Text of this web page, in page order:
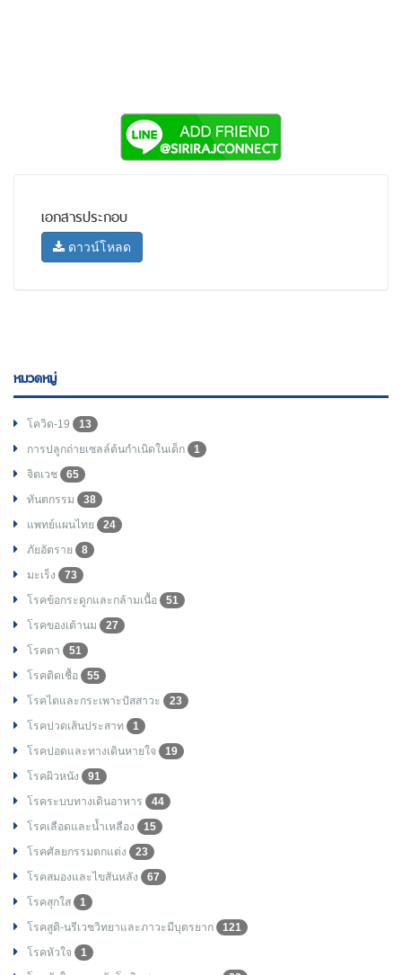
เอกสารประกอบ
ดาวน์โหลด
หมวดหมู่
โควิด-19
13
การปลูกถ่ายเซลล์ต้นกำเนิดในเด็ก
1
จิตเวช
65
ทันตกรรม
38
แพทย์แผนไทย
24
ภัยอัตราย
8
มะเร็ง
73
โรคข้อกระดูกและกล้ามเนื้อ
51
โรคของเต้านม
27
โรคตา
51
โรคติดเชื้อ
55
โรคไตและกระเพาะปัสสาวะ
23
โรคปวดเส้นประสาท
1
โรคปอดและทางเดินหายใจ
19
โรคผิวหนัง
91
โรคระบบทางเดินอาหาร
44
โรคเลือดและน้ำเหลือง
15
โรคศัลยกรรมตกแต่ง
23
โรคสมองและไขสันหลัง
67
โรคสุกใส
1
โรคสูติ-นรีเวชวิทยาและภาวะมีบุตรยาก
121
โรคหัวใจ
1